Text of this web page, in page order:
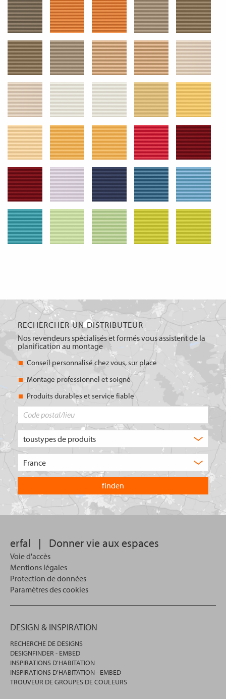
RECHERCHER UN DISTRIBUTEUR
Nos revendeurs spécialisés et formés vous assistent de la
planification au montage
Conseil personnalisé chez vous, sur place
Montage professionnel et soigné
Produits durables et service fiable
de
recherchez-
vous
?
pays
dans
lequel
vous
souhaitez
recherche.
erfal | Donner vie aux espaces
Voie d'accès
Mentions légales
Protection de données
Paramètres des cookies
DESIGN & INSPIRATION
RECHERCHE DE DESIGNS
DESIGNFINDER - EMBED
INSPIRATIONS D'HABITATION
INSPIRATIONS D'HABITATION - EMBED
TROUVEUR DE GROUPES DE COULEURS